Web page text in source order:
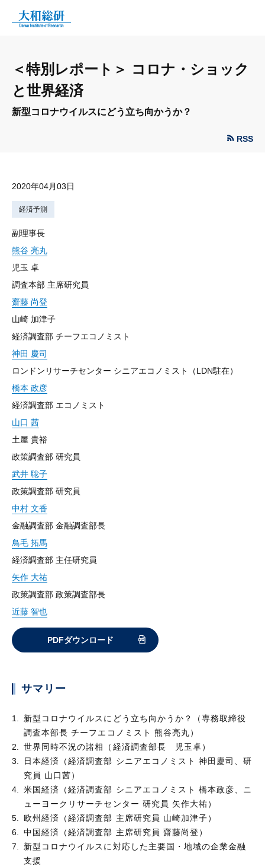
＜特別レポート＞ コロナ・ショック
と世界経済
新型コロナウイルスにどう立ち向かうか？
RSS
2020年04月03日
経済予測
副理事長
熊谷 亮丸
児玉 卓
調査本部 主席研究員
齋藤 尚登
山崎 加津子
経済調査部 チーフエコノミスト
神田 慶司
ロンドンリサーチセンター シニアエコノミスト（LDN駐在）
橋本 政彦
経済調査部 エコノミスト
山口 茜
土屋 貴裕
政策調査部 研究員
武井 聡子
政策調査部 研究員
中村 文香
金融調査部 金融調査部長
鳥毛 拓馬
経済調査部 主任研究員
矢作 大祐
政策調査部 政策調査部長
近藤 智也
PDFダウンロード
サマリー
新型コロナウイルスにどう立ち向かうか？（専務取締役
調査本部長 チーフエコノミスト 熊谷亮丸）
世界同時不況の諸相（経済調査部長 児玉卓）
日本経済（経済調査部 シニアエコノミスト 神田慶司、研
究員 山口茜）
米国経済（経済調査部 シニアエコノミスト 橋本政彦、ニ
ューヨークリサーチセンター 研究員 矢作大祐）
欧州経済（経済調査部 主席研究員 山崎加津子）
中国経済（経済調査部 主席研究員 齋藤尚登）
新型コロナウイルスに対応した主要国・地域の企業金融
支援